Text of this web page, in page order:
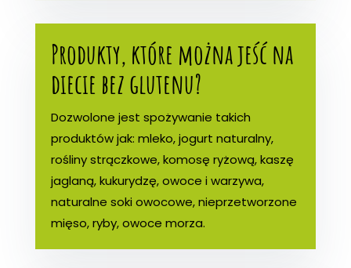
Produkty, które można jeść na
diecie bez glutenu?
Dozwolone jest spożywanie takich
produktów jak: mleko, jogurt naturalny,
rośliny strączkowe, komosę ryżową, kaszę
jaglaną, kukurydzę, owoce i warzywa,
naturalne soki owocowe, nieprzetworzone
mięso, ryby, owoce morza.